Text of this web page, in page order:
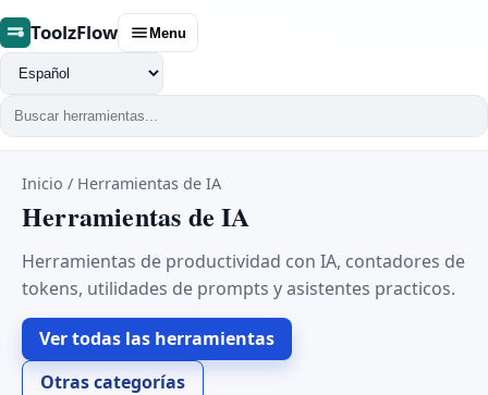
ToolzFlow Menu
Cambiar
idioma
Inicio / Herramientas de IA
Herramientas de IA
Herramientas de productividad con IA, contadores de
tokens, utilidades de prompts y asistentes practicos.
Ver todas las herramientas
Otras categorías